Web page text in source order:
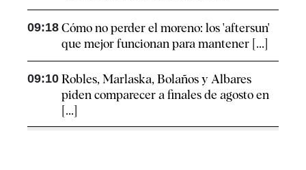
09:18 Cómo no perder el moreno: los 'aftersun'
que mejor funcionan para mantener [...]
09:10 Robles, Marlaska, Bolaños y Albares
piden comparecer a finales de agosto en
[...]